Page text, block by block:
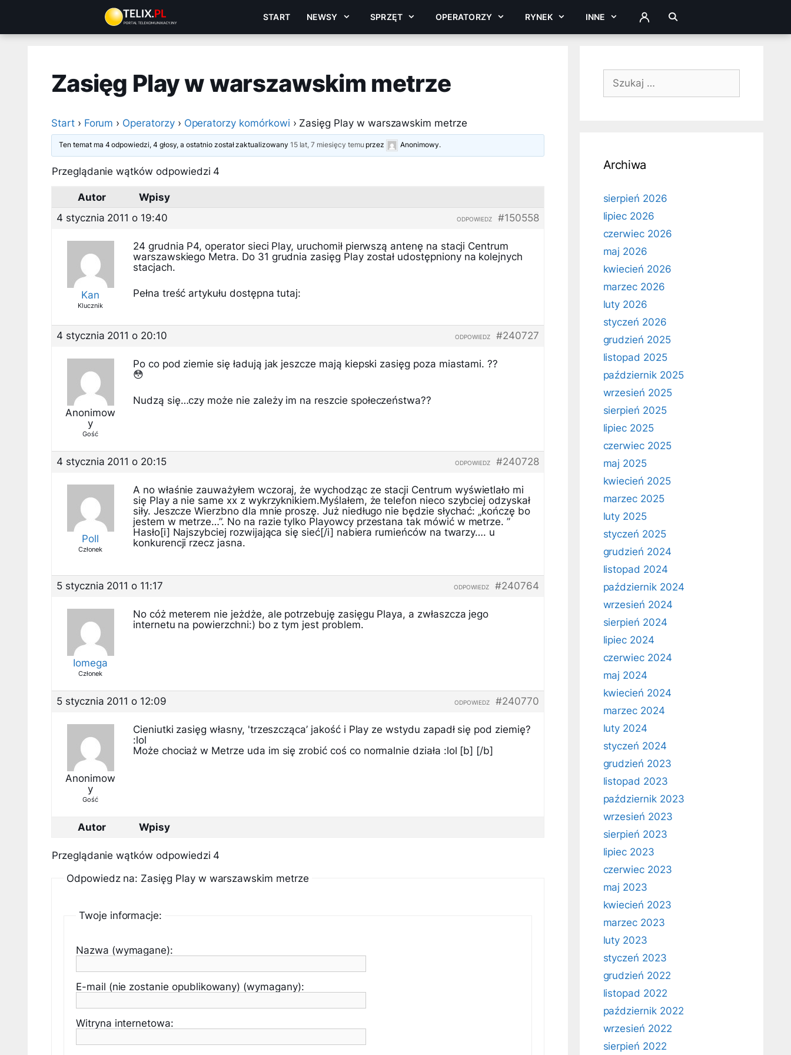
treści
START NEWSY SPRZĘT OPERATORZY RYNEK INNE ZALOGUJ
Zasięg Play w warszawskim metrze
Start › Forum › Operatorzy › Operatorzy komórkowi › Zasięg Play w warszawskim metrze
Ten temat ma 4 odpowiedzi, 4 głosy, a ostatnio został zaktualizowany 15 lat, 7 miesięcy temu przez Anonimowy.
Przeglądanie wątków odpowiedzi 4
Autor
Wpisy
4 stycznia 2011 o 19:40
#150558
ODPOWIEDZ
Kan
Klucznik
24 grudnia P4, operator sieci Play, uruchomił pierwszą antenę na stacji Centrum
warszawskiego Metra. Do 31 grudnia zasięg Play został udostępniony na kolejnych
stacjach.
Pełna treść artykułu dostępna tutaj:
4 stycznia 2011 o 20:10 #240727
ODPOWIEDZ
Anonimow
y
Gość
Po co pod ziemie się ładują jak jeszcze mają kiepski zasięg poza miastami. ??
😳
Nudzą się…czy może nie zależy im na reszcie społeczeństwa??
4 stycznia 2011 o 20:15 #240728
ODPOWIEDZ
Poll
Członek
A no właśnie zauważyłem wczoraj, że wychodząc ze stacji Centrum wyświetlało mi
się Play a nie same xx z wykrzyknikiem.Myślałem, że telefon nieco szybciej odzyskał
siły. Jeszcze Wierzbno dla mnie proszę. Już niedługo nie będzie słychać: „kończę bo
jestem w metrze…”. No na razie tylko Playowcy przestana tak mówić w metrze. ”
Hasło[i] Najszybciej rozwijająca się sieć[/i] nabiera rumieńców na twarzy…. u
konkurencji rzecz jasna.
5 stycznia 2011 o 11:17 #240764
ODPOWIEDZ
Iomega
Członek
No cóż meterem nie jeżdże, ale potrzebuję zasięgu Playa, a zwłaszcza jego
internetu na powierzchni:) bo z tym jest problem.
5 stycznia 2011 o 12:09 #240770
ODPOWIEDZ
Anonimow
y
Gość
Cieniutki zasięg własny, 'trzeszcząca’ jakość i Play ze wstydu zapadł się pod ziemię?
:lol
Może chociaż w Metrze uda im się zrobić coś co normalnie działa :lol [b] [/b]
Autor Wpisy
Przeglądanie wątków odpowiedzi 4
Odpowiedz na: Zasięg Play w warszawskim metrze
Twoje informacje:
Nazwa (wymagane):
E-mail (nie zostanie opublikowany) (wymagany):
Witryna internetowa:
Szukaj:
Archiwa
sierpień 2026
lipiec 2026
czerwiec 2026
maj 2026
kwiecień 2026
marzec 2026
luty 2026
styczeń 2026
grudzień 2025
listopad 2025
październik 2025
wrzesień 2025
sierpień 2025
lipiec 2025
czerwiec 2025
maj 2025
kwiecień 2025
marzec 2025
luty 2025
styczeń 2025
grudzień 2024
listopad 2024
październik 2024
wrzesień 2024
sierpień 2024
lipiec 2024
czerwiec 2024
maj 2024
kwiecień 2024
marzec 2024
luty 2024
styczeń 2024
grudzień 2023
listopad 2023
październik 2023
wrzesień 2023
sierpień 2023
lipiec 2023
czerwiec 2023
maj 2023
kwiecień 2023
marzec 2023
luty 2023
styczeń 2023
grudzień 2022
listopad 2022
październik 2022
wrzesień 2022
sierpień 2022